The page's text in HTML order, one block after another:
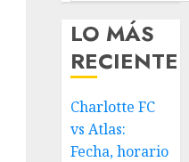
LO MÁS
RECIENTE
Charlotte FC
vs Atlas:
Fecha, horario